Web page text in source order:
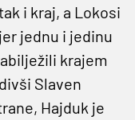
i kraj, a Lokosi
jednu i jedinu
krajem
Slaven
Hajduk je